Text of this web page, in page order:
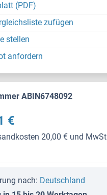
(PDF)
zufügen
stellen
anfordern
ABIN6748092
€
20,00 € und MwSt
nach: Deutschland